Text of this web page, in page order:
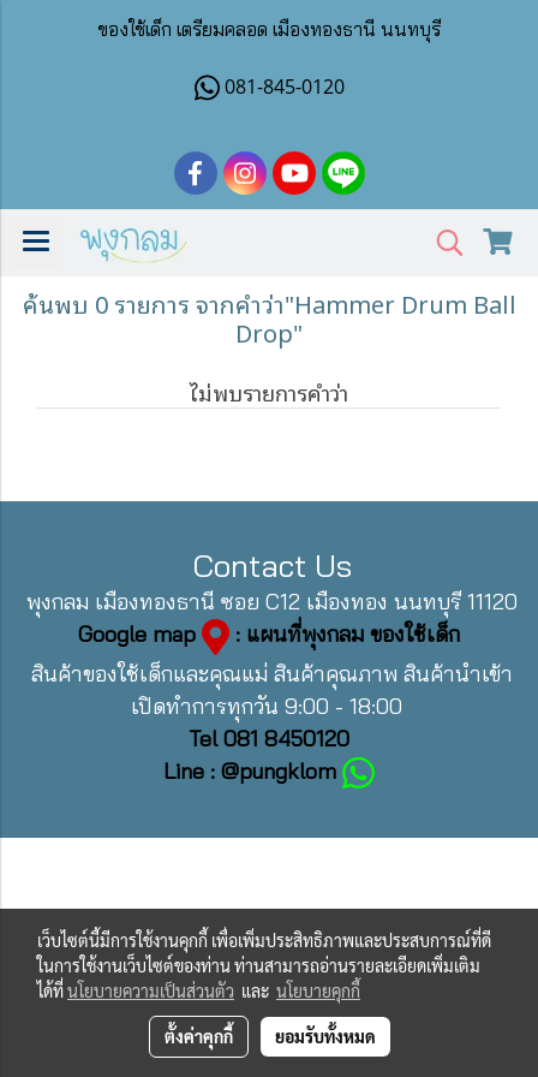
ของใช้เด็ก เตรียมคลอด เมืองทองธานี นนทบุรี
081-845-0120
ค้นพบ 0 รายการ จากคำว่า"Hammer Drum Ball
Drop"
ไม่พบรายการคำว่า
Contact Us
พุงกลม เมืองทองธานี ซอย C12 เมืองทอง นนทบุรี 11120
Google map
: แผนที่พุงกลม ของใช้เด็ก
สินค้าของใช้เด็กและคุณแม่ สินค้าคุณภาพ สินค้านำเข้า
เปิดทำการทุกวัน 9:00 - 18:00
Tel 081 8450120
Line : @pungklom
เว็บไซต์นี้มีการใช้งานคุกกี้ เพื่อเพิ่มประสิทธิภาพและประสบการณ์ที่ดี
ในการใช้งานเว็บไซต์ของท่าน ท่านสามารถอ่านรายละเอียดเพิ่มเติม
ได้ที่นโยบายความเป็นส่วนตัว และ นโยบายคุกกี้
ตั้งค่าคุกกี้ ยอมรับทั้งหมด